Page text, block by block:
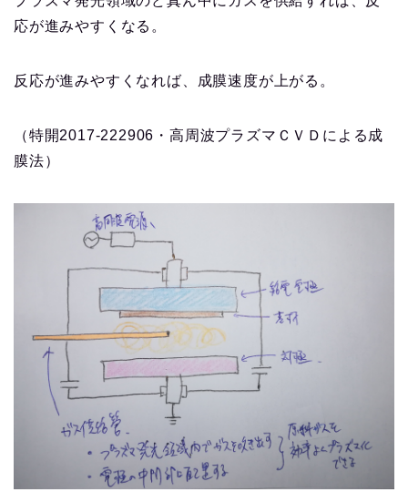
応が進みやすくなる。
反応が進みやすくなれば、成膜速度が上がる。
（特開2017-222906・高周波プラズマＣＶＤによる成
膜法）